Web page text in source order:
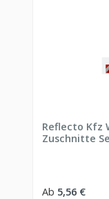
Reflecto Kfz
Zuschnitte
Regulärer Preis:
Ab 5,56 €